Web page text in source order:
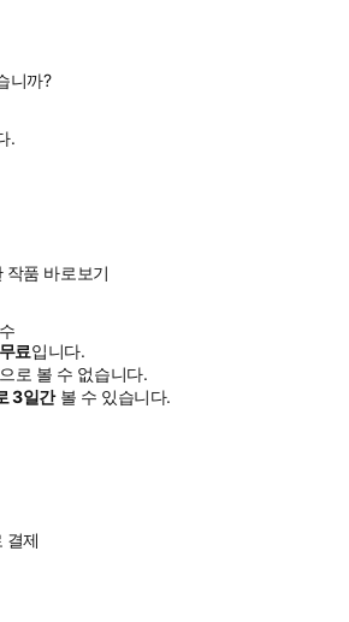
니까?
.
작품 바로보기
료입니다.
로 볼 수 없습니다.
3일간볼 수 있습니다.
결제